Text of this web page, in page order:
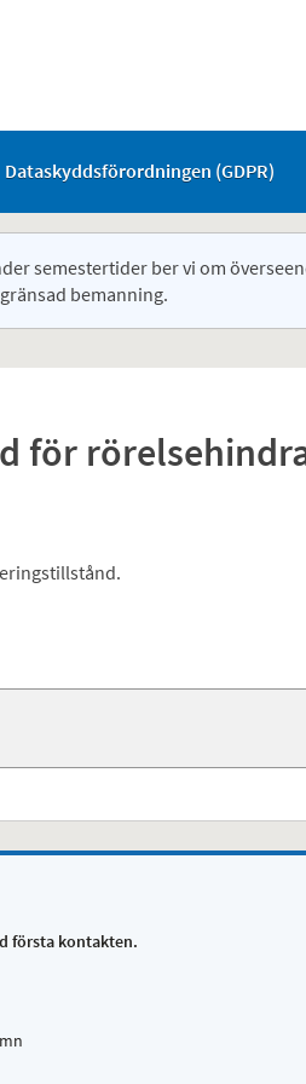
Dataskyddsförordningen (GDPR)
semestertider ber vi om
bemanning.
för
första kontakten.